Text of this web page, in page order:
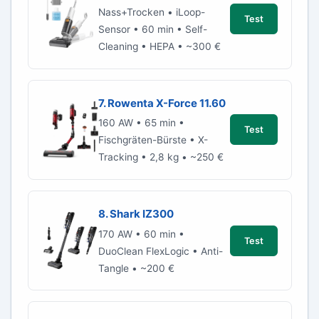
Nass+Trocken • iLoop-
Sensor • 60 min • Self-
Cleaning • HEPA • ~300 €
Test
7. Rowenta X-Force 11.60
160 AW • 65 min •
Fischgräten-Bürste • X-
Tracking • 2,8 kg • ~250 €
Test
8. Shark IZ300
170 AW • 60 min •
DuoClean FlexLogic • Anti-
Tangle • ~200 €
Test